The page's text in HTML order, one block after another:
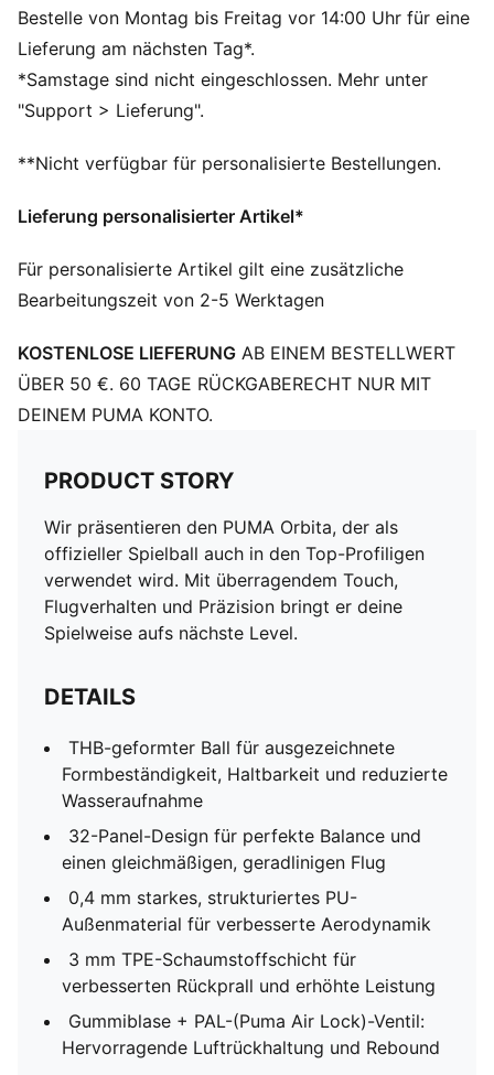
0,4 mm starkes, strukturiertes PU-Außenmaterial für
verbesserte Aerodynamik
3 mm TPE-Schaumstoffschicht für verbesserten
Rückprall und erhöhte Leistung
Gummiblase + PAL-(Puma Air Lock)-Ventil:
FIFA® Quality: Garantiert ein hervorragendes
Bestelle von Montag bis Freitag vor 14:00 Uhr für eine
Lieferung am nächsten Tag*.
*Samstage sind nicht eingeschlossen. Mehr unter
"Support > Lieferung".
**Nicht verfügbar für personalisierte Bestellungen.
Lieferung personalisierter Artikel*
Für personalisierte Artikel gilt eine zusätzliche
Bearbeitungszeit von 2-5 Werktagen
KOSTENLOSE LIEFERUNG AB EINEM BESTELLWERT
ÜBER 50 €. 60 TAGE RÜCKGABERECHT NUR MIT
DEINEM PUMA KONTO.
PRODUCT STORY
Wir präsentieren den PUMA Orbita, der als
offizieller Spielball auch in den Top-Profiligen
verwendet wird. Mit überragendem Touch,
Flugverhalten und Präzision bringt er deine
Spielweise aufs nächste Level.
DETAILS
THB-geformter Ball für ausgezeichnete
Formbeständigkeit, Haltbarkeit und reduzierte
Wasseraufnahme
32-Panel-Design für perfekte Balance und
einen gleichmäßigen, geradlinigen Flug
0,4 mm starkes, strukturiertes PU-
Außenmaterial für verbesserte Aerodynamik
3 mm TPE-Schaumstoffschicht für
verbesserten Rückprall und erhöhte Leistung
Gummiblase + PAL-(Puma Air Lock)-Ventil:
Hervorragende Luftrückhaltung und Rebound